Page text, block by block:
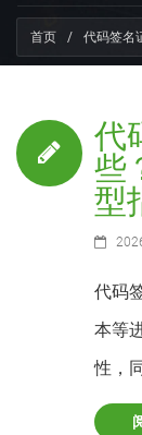
首页 / 代码签名
代
些
型
代码
本等
性，